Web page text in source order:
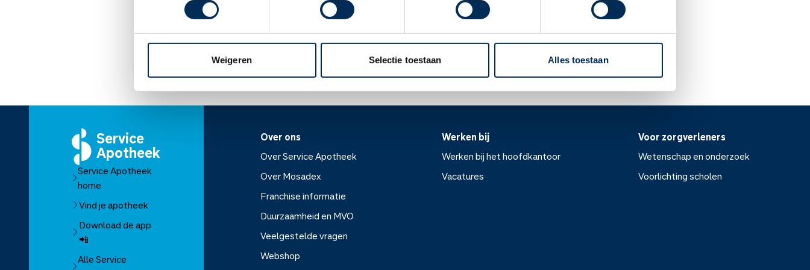
Weigeren Selectie toestaan Alles toestaan
Lees meer op apotheek.nl
Service
Apotheek
Service Apotheek
home
Vind je apotheek
Download de app
📲
Alle Service
Over ons
Over Service Apotheek
Over Mosadex
Franchise informatie
Duurzaamheid en MVO
Veelgestelde vragen
Webshop
Werken bij
Werken bij het hoofdkantoor
Vacatures
Voor zorgverleners
Wetenschap en onderzoek
Voorlichting scholen